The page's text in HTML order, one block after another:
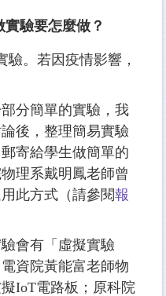
驗要怎麼做？
。若因疫情影響，
分簡單的實驗，我
後，整理簡易實驗
寄給學生做簡單的
理系戴明鳳老師曾
此方式（請參閱報
驗會有「虛擬實驗
資院黃能富老師物
IoT電路板；原科院